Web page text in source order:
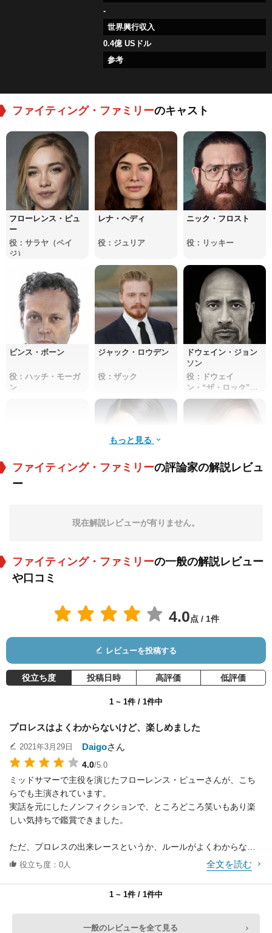
-
世界興行収入
0.4億 USドル
参考
ファイティング・ファミリーのキャスト
フローレンス・ピュ
ー
役：サラヤ（ペイ
ジ）
レナ・ヘディ
役：ジュリア
ニック・フロスト
役：リッキー
ビンス・ボーン
役：ハッチ・モーガ
ン
ジャック・ロウデン
役：ザック
ドウェイン・ジョン
ソン
役：ドウェイ
ン・“ザ・ロック”・
ジョンソン（本人
Thea Trinidad
スティーブン・マー
Julia Davis
ジェームズ・バロウ
Hannah Rae
役：Courtney
Kim Matula
役：Jeri-Lynn 役：Big Show
ステファン・ファレ
役：Sheamus
Mike Mizanin
役：The Miz
Tori Ellen Ross
役：Young Paige
もっと見る
ファイティング・ファミリーの評論家の解説レビュ
ー
現在解説レビューが有りません。
ファイティング・ファミリーの一般の解説レビュー
や口コミ
4.0点 / 1件
レビューを投稿する
役立ち度 投稿日時 高評価 低評価
1 ~ 1件 / 1件中
プロレスはよくわからないけど、楽しめました
2021年3月29日 Daigoさん
4.0/5.0
ミッドサマーで主役を演じたフローレンス・ピューさんが、こち
らでも主演されています。
実話を元にしたノンフィクションで、ところどころ笑いもあり楽
しい気持ちで鑑賞できました。
ただ、プロレスの出来レースというか、ルールがよくわからない
ので
決まってた結果になっただけなのに、なんでこんなに喜ぶの？と
思うのはプロレスをあまり知らないからかもしれません・・
役立ち度：0人 全文を読む
1 ~ 1件 / 1件中
一般のレビューを全て見る